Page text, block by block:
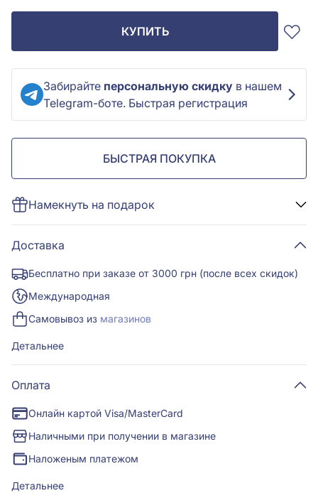
КУПИТЬ
Забирайте персональную скидку в нашем
Telegram-боте. Быстрая регистрация
БЫСТРАЯ ПОКУПКА
Намекнуть на подарок
Доставка
Бесплатно при заказе от 3000 грн (после всех скидок)
Международная
Самовывоз из магазинов
Детальнее
Оплата
Онлайн картой Visa/MasterCard
Наличными при получении в магазине
Наложеным платежом
Детальнее